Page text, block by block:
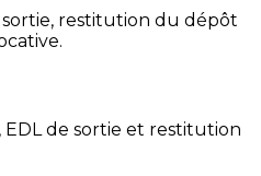
restitution du dépôt
de sortie et restitution